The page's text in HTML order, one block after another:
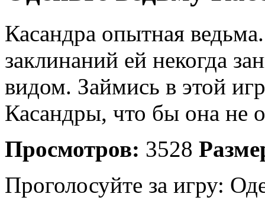
Касандра опытная
заклинаний ей некогда
видом. Займись в этой
Касандры, что бы она не
Просмотров: 3528
Проголосуйте за игру: